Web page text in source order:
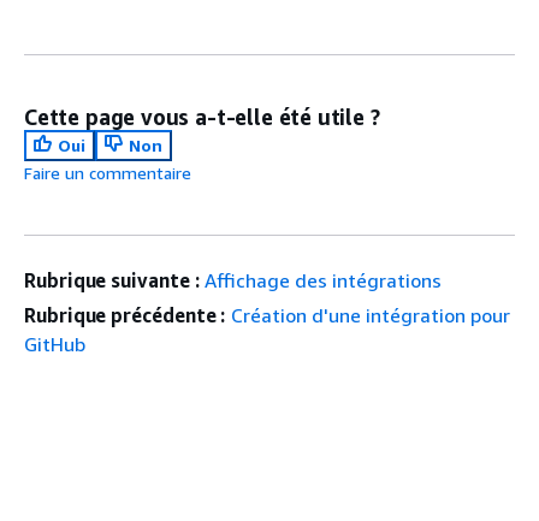
Cette page vous a-t-elle été utile ?
Oui
Non
Faire un commentaire
Rubrique suivante : Affichage des intégrations
Rubrique précédente : Création d'une intégration pour
GitHub